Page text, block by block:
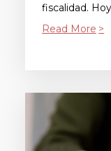
fiscalidad.
Read More